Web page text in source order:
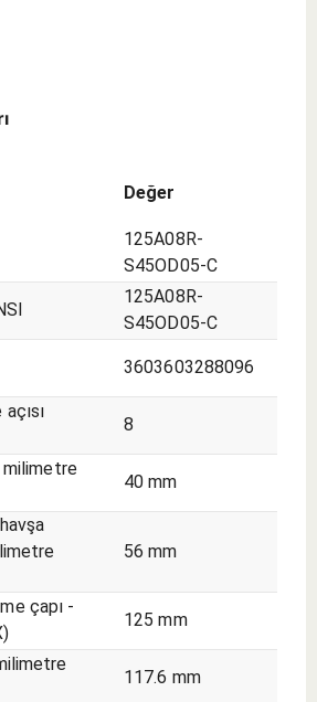
Değer
125A08R-
S45OD05-C
125A08R-
S45OD05-C
3603603288096
8
milimetre
40 mm
56 mm
çapı -
125 mm
117.6 mm